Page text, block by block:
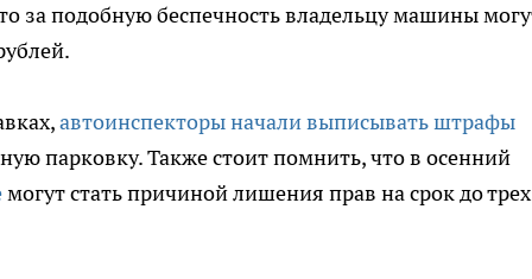
за подобную беспечность владельцу машины
автоинспекторы начали выписывать штрафы
парковку. Также стоит помнить, что в осенний
могут стать причиной лишения прав на срок до трех